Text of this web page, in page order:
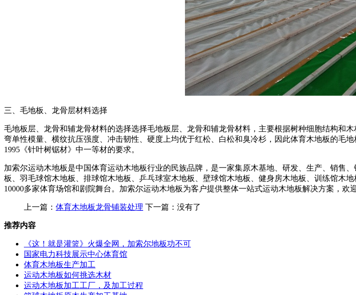
三、毛地板、龙骨层材料选择
毛地板层、龙骨和辅龙骨材料的选择选择毛地板层、龙骨和辅龙骨材料，主要根据树种细胞结构和
弯单性模量、横纹抗压强度、冲击韧性、硬度上均优于红松、白松和臭冷杉，因此体育木地板的毛
1995《针叶树锯材》中一等材的要求。
加索尔运动木地板是中国体育运动木地板行业的民族品牌，是一家集原木基地、研发、生产、销售
板、羽毛球馆木地板、排球馆木地板、乒乓球室木地板、壁球馆木地板、健身房木地板、训练馆木
10000多家体育场馆和剧院舞台。加索尔运动木地板为客户提供整体一站式运动木地板解决方案，欢
上一篇： 体育木地板龙骨铺装处理 下一篇：没有了
推荐内容
《这！就是灌篮》火爆全网，加索尔地板功不可
国家电力科技展示中心体育馆
体育木地板生产加工
运动木地板如何挑选木材
运动木地板加工工厂，及加工过程